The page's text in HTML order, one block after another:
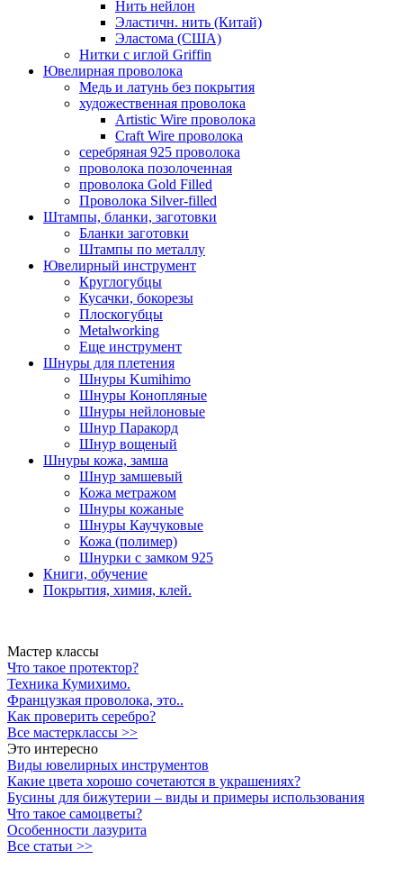
Нить нейлон
Эластичн. нить (Китай)
Эластома (США)
Нитки с иглой Griffin
Ювелирная проволока
Медь и латунь без покрытия
художественная проволока
Artistic Wire проволока
Craft Wire проволока
серебряная 925 проволока
проволока позолоченная
проволока Gold Filled
Проволока Silver-filled
Штампы, бланки, заготовки
Бланки заготовки
Штампы по металлу
Ювелирный инструмент
Круглогубцы
Кусачки, бокорезы
Плоскогубцы
Metalworking
Еще инструмент
Шнуры для плетения
Шнуры Kumihimo
Шнуры Конопляные
Шнуры нейлоновые
Шнур Паракорд
Шнур вощеный
Шнуры кожа, замша
Шнур замшевый
Кожа метражом
Шнуры кожаные
Шнуры Каучуковые
Кожа (полимер)
Шнурки с замком 925
Книги, обучение
Покрытия, химия, клей.
Мастер классы
Что такое протектор?
Техника Кумихимо.
Французкая проволока, это..
Как проверить серебро?
Все мастерклассы >>
Это интересно
Виды ювелирных инструментов
Какие цвета хорошо сочетаются в украшениях?
Бусины для бижутерии – виды и примеры использования
Что такое самоцветы?
Особенности лазурита
Все статьи >>